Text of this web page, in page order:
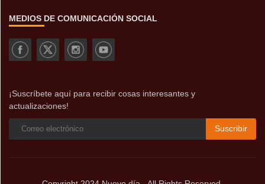
MEDIOS DE COMUNICACIÓN SOCIAL
¡Suscríbete aquí para recibir cosas interesantes y
actualizaciones!
Suscribir